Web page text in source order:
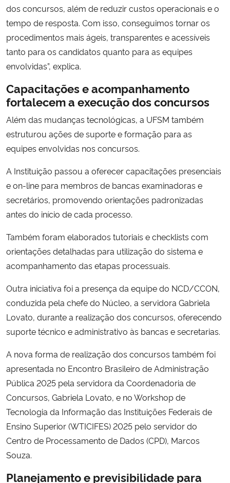
dos concursos, além de reduzir custos operacionais e o
tempo de resposta. Com isso, conseguimos tornar os
procedimentos mais ágeis, transparentes e acessíveis
tanto para os candidatos quanto para as equipes
envolvidas”, explica.
Capacitações e acompanhamento
fortalecem a execução dos concursos
Além das mudanças tecnológicas, a UFSM também
estruturou ações de suporte e formação para as
equipes envolvidas nos concursos.
A Instituição passou a oferecer capacitações presenciais
e on-line para membros de bancas examinadoras e
secretários, promovendo orientações padronizadas
antes do início de cada processo.
Também foram elaborados tutoriais e checklists com
orientações detalhadas para utilização do sistema e
acompanhamento das etapas processuais.
Outra iniciativa foi a presença da equipe do NCD/CCON,
conduzida pela chefe do Núcleo, a servidora Gabriela
Lovato, durante a realização dos concursos, oferecendo
suporte técnico e administrativo às bancas e secretarias.
A nova forma de realização dos concursos também foi
apresentada no Encontro Brasileiro de Administração
Pública 2025 pela servidora da Coordenadoria de
Concursos, Gabriela Lovato, e no Workshop de
Tecnologia da Informação das Instituições Federais de
Ensino Superior (WTICIFES) 2025 pelo servidor do
Centro de Processamento de Dados (CPD), Marcos
Souza.
Planejamento e previsibilidade para